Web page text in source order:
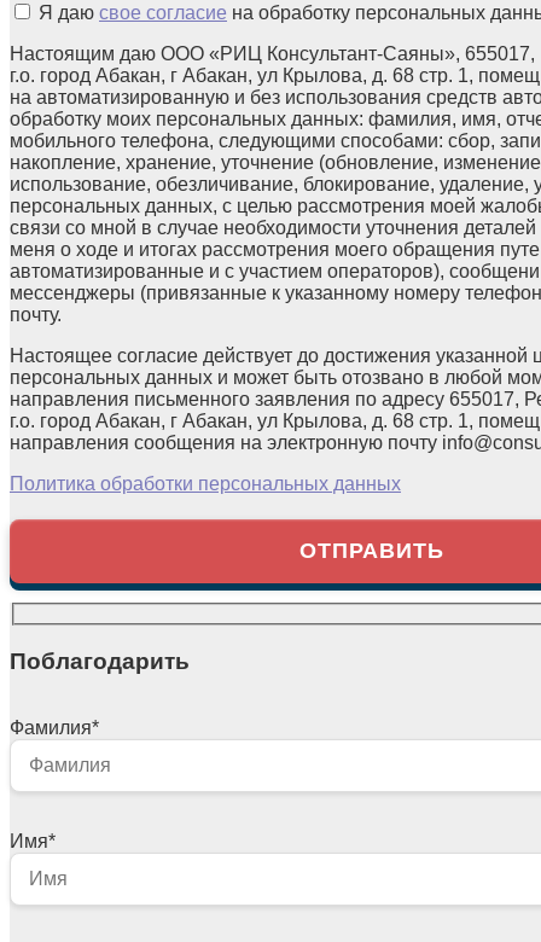
Я даю свое согласие на обработку персональных
Настоящим даю ООО «РИЦ Консультант-Саяны», 655017,
г.о. город Абакан, г Абакан, ул Крылова, д. 68 стр. 1,
на автоматизированную и без использования средств
обработку моих персональных данных: фамилия, имя,
мобильного телефона, следующими способами: сбор,
накопление, хранение, уточнение (обновление,
использование, обезличивание, блокирование, удаление,
персональных данных, с целью рассмотрения моей
связи со мной в случае необходимости уточнения
меня о ходе и итогах рассмотрения моего обращения
автоматизированные и с участием операторов),
мессенджеры (привязанные к указанному номеру
почту.
Настоящее согласие действует до достижения указанной
персональных данных и может быть отозвано в любой
направления письменного заявления по адресу 655017,
г.о. город Абакан, г Абакан, ул Крылова, д. 68 стр. 1,
направления сообщения на электронную почту
Политика обработки персональных данных
Поблагодарить
Фамилия*
Имя*